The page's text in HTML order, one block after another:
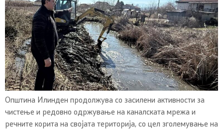
Општина Илинден продолжува со засилени активности за
чистење и редовно одржување на каналската мрежа и
речните корита на својата територија, со цел зголемување на